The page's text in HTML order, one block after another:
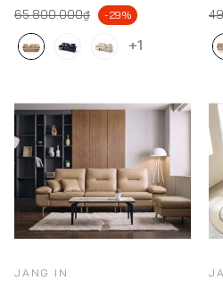
65.800.000₫ -29%
+1
JANG IN